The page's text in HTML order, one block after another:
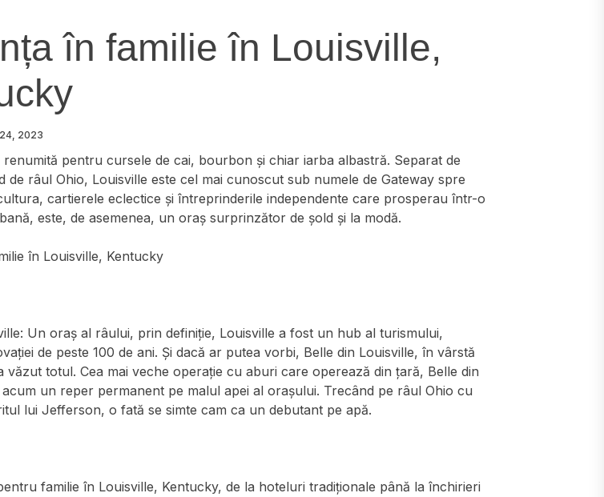
în familie în Louisville,
2023
renumită pentru cursele de cai, bourbon și chiar iarba albastră. Separat de
de râul Ohio, Louisville este cel mai cunoscut sub numele de Gateway spre
cartierele eclectice și întreprinderile independente care prosperau într-o
este, de asemenea, un oraș surprinzător de șold și la modă.
în Louisville, Kentucky
Un oraș al râului, prin definiție, Louisville a fost un hub al turismului,
de peste 100 de ani. Și dacă ar putea vorbi, Belle din Louisville, în vârstă
văzut totul. Cea mai veche operație cu aburi care operează din țară, Belle din
acum un reper permanent pe malul apei al orașului. Trecând pe râul Ohio cu
lui Jefferson, o fată se simte cam ca un debutant pe apă.
familie în Louisville, Kentucky, de la hoteluri tradiționale până la închirieri